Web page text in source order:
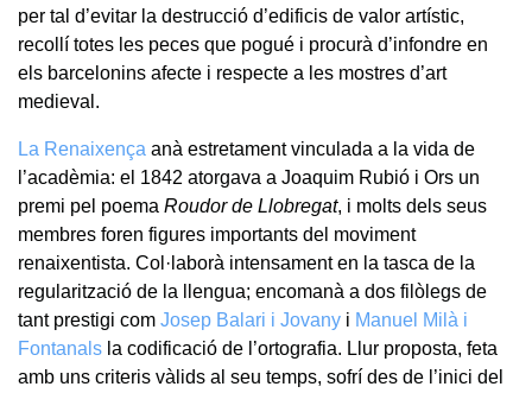
per tal d’evitar la destrucció d’edificis de valor artístic,
recollí totes les peces que pogué i procurà d’infondre en
els barcelonins afecte i respecte a les mostres d’art
medieval.
La Renaixença anà estretament vinculada a la vida de
l’acadèmia: el 1842 atorgava a Joaquim Rubió i Ors un
premi pel poema Roudor de Llobregat, i molts dels seus
membres foren figures importants del moviment
renaixentista. Col·laborà intensament en la tasca de la
regularització de la llengua; encomanà a dos filòlegs de
tant prestigi com Josep Balari i Jovany i Manuel Milà i
Fontanals la codificació de l’ortografia. Llur proposta, feta
amb uns criteris vàlids al seu temps, sofrí des de l’inici del